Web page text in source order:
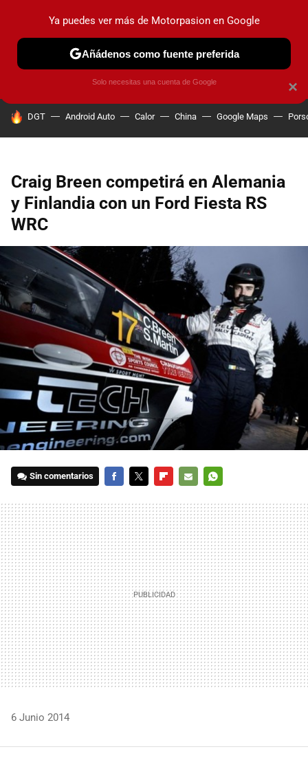
PRUEBAS COCHES ELÉCTRICOS OBSERVATORIO
HOY SE HABLA DE
DGT Android Auto Calor China Google Maps
Craig Breen competirá en Alemania
y Finlandia con un Ford Fiesta RS
WRC
Sin comentarios
MAIL
6 Junio 2014
×
Ya puedes ver más de Motorpasion en Google
Añádenos como fuente preferida
Solo necesitas una cuenta de Google